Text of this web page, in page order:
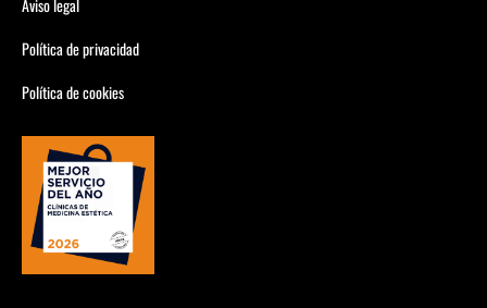
Aviso legal
Política de privacidad
Política de cookies